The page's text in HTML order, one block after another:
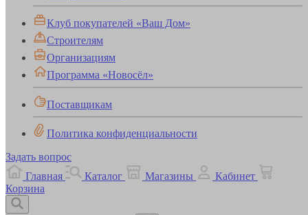
Клуб покупателей «Ваш Дом»
Строителям
Организациям
Программа «Новосёл»
Поставщикам
Политика конфиденциальности
Задать вопрос
Главная
Каталог Магазины
Кабинет
Корзина